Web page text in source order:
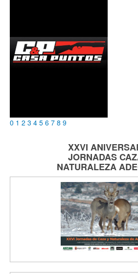
0 1 2 3 4 5 6 7 8 9
XXVI
JORNADAS
NATURALEZA